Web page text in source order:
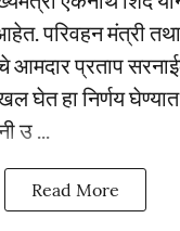
परिवहन मंत्री
आमदार प्रताप
घेत हा निर्णय
उ ...
Read More